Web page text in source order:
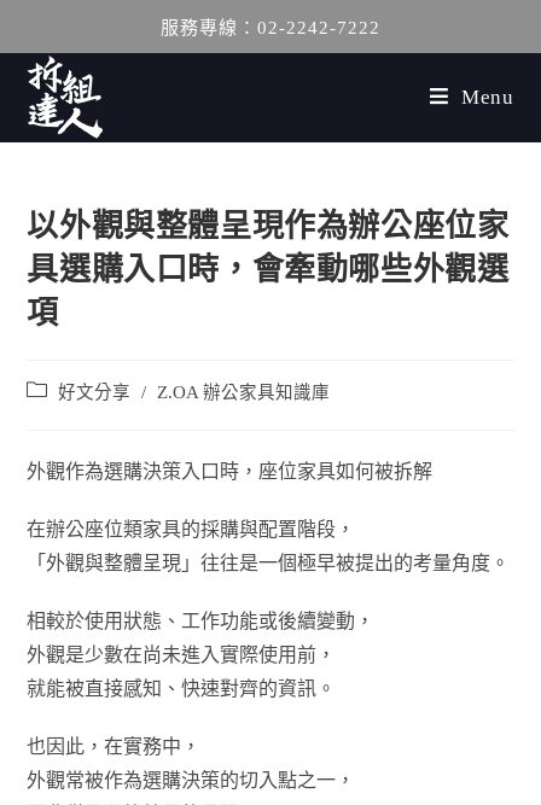
服務專線：02-2242-7222
Menu
以外觀與整體呈現作為辦公座位家
具選購入口時，會牽動哪些外觀選
項
好文分享 / Z.OA 辦公家具知識庫
外觀作為選購決策入口時，座位家具如何被拆解
在辦公座位類家具的採購與配置階段，
「外觀與整體呈現」往往是一個極早被提出的考量角度。
相較於使用狀態、工作功能或後續變動，
外觀是少數在尚未進入實際使用前，
就能被直接感知、快速對齊的資訊。
也因此，在實務中，
外觀常被作為選購決策的切入點之一，